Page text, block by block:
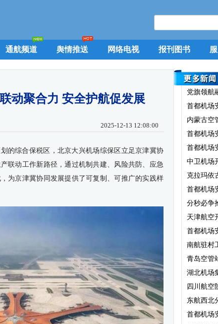
通航频道 舆情推送 网络电视 报刊图书
动聚合力 安全护航促发展
2025-12-13 12:08:00
的综合保税区，北京大兴机场综保区立足京津冀协
联动工作新路径，通过机制共建、风险共防、应急
为京津冀协同发展提供了可复制、可推广的实践样
党旗领航
首都机场
内蒙古空
首都机场
首都机场
中卫机场
克拉玛依
首都机场
分秒必争
天津航空
首都机场
南航驻村
青岛空管
湖北机场
四川航空
东航西北
首都机场